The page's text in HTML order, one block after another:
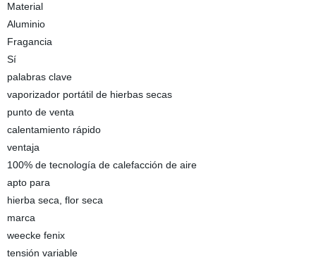
Material
Aluminio
Fragancia
Sí
palabras clave
vaporizador portátil de hierbas secas
punto de venta
calentamiento rápido
ventaja
100% de tecnología de calefacción de aire
apto para
hierba seca, flor seca
marca
weecke fenix
tensión variable